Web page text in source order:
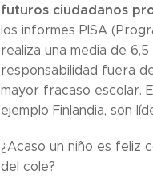
futuros ciudadanos
los informes PISA
realiza una media de
responsabilidad fuera
mayor fracaso escolar.
ejemplo Finlandia, son
¿Acaso un niño es feliz
del cole?